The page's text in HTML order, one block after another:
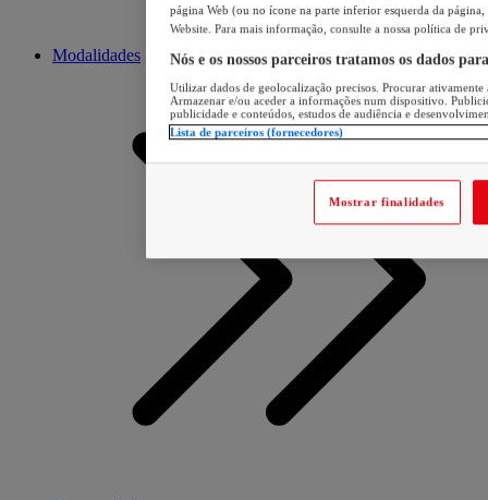
Modalidades
página Web (ou no ícone na parte inferior esquerda da página,
Website. Para mais informação, consulte a nossa política de
Nós e os nossos parceiros tratamos os dados
Utilizar dados de geolocalização precisos. Procurar
Armazenar e/ou aceder a informações num dispositivo.
publicidade e conteúdos, estudos de audiência e
Lista de parceiros (fornecedores)
Mostrar finalidades